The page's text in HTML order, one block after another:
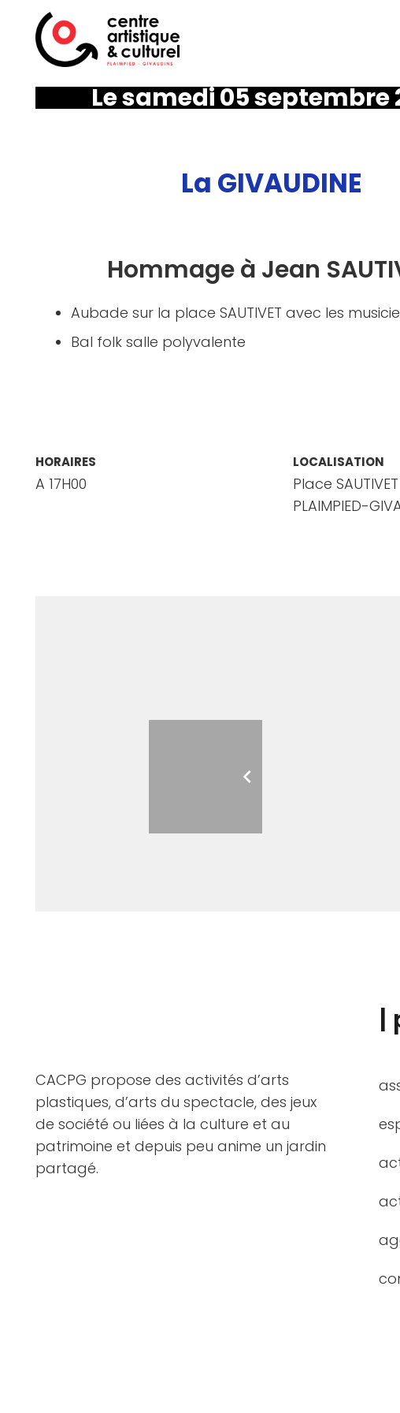
Le samedi 05 septembre
La GIVAUDINE
Hommage à Jean
Aubade sur la place SAUTIVET avec les
Bal folk salle polyvalente
HORAIRES
A 17H00
LOCALISATION
Place SAUTIVET
PLAIMPIED-
CACPG propose des activités d’arts
plastiques, d’arts du spectacle, des jeux
de société ou liées à la culture et au
patrimoine et depuis peu anime un jardin
partagé.
|